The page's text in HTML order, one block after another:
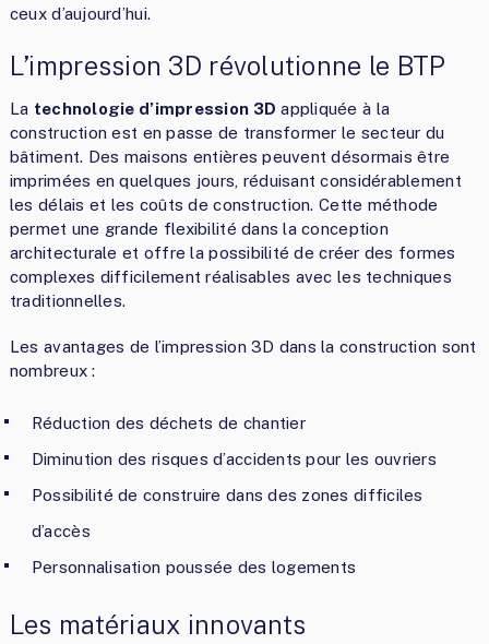
ceux d’aujourd’hui.
L’impression 3D révolutionne le BTP
La technologie d’impression 3D appliquée à la
construction est en passe de transformer le secteur du
bâtiment. Des maisons entières peuvent désormais être
imprimées en quelques jours, réduisant considérablement
les délais et les coûts de construction. Cette méthode
permet une grande flexibilité dans la conception
architecturale et offre la possibilité de créer des formes
complexes difficilement réalisables avec les techniques
traditionnelles.
Les avantages de l’impression 3D dans la construction sont
nombreux :
Réduction des déchets de chantier
Diminution des risques d’accidents pour les ouvriers
Possibilité de construire dans des zones difficiles
d’accès
Personnalisation poussée des logements
Les matériaux innovants